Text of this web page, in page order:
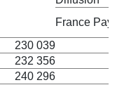
France
230 039
232 356
240 296